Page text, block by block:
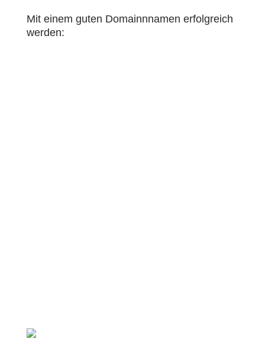
Mit einem guten Domainnnamen erfolgreich
werden: